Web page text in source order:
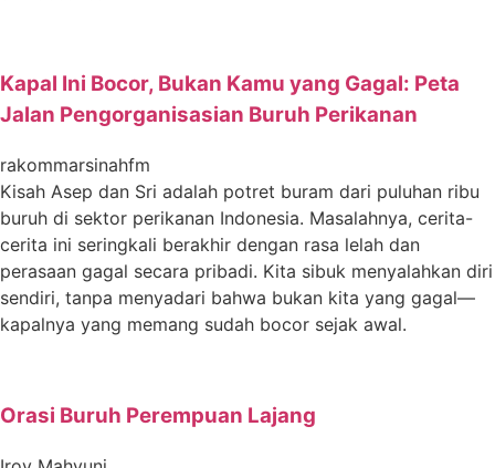
Kapal Ini Bocor, Bukan Kamu yang Gagal: Peta
Jalan Pengorganisasian Buruh Perikanan
rakommarsinahfm
Kisah Asep dan Sri adalah potret buram dari puluhan ribu
buruh di sektor perikanan Indonesia. Masalahnya, cerita-
cerita ini seringkali berakhir dengan rasa lelah dan
perasaan gagal secara pribadi. Kita sibuk menyalahkan diri
sendiri, tanpa menyadari bahwa bukan kita yang gagal—
kapalnya yang memang sudah bocor sejak awal.
Orasi Buruh Perempuan Lajang